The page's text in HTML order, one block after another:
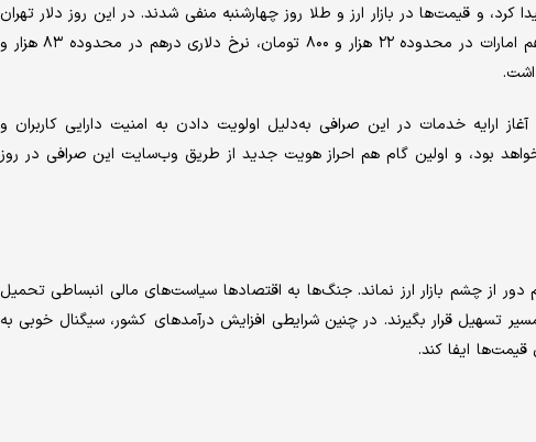
کرد، و قیمت‌ها در بازار ارز و طلا روز چهارشنبه منفی شدند. در این روز دلار تهران
در کانال ۸۲ هزار تومانی معامله شد، ولی با قرارگیری درهم امارات در محدوده ۲۲ هزار و ۸۰۰ تومان، نرخ دلاری درهم در محدوده ۸۳ هزار و
ارایه خدمات در این صرافی به‌دلیل اولویت دادن به امنیت دارایی کاربران و
بود، و اولین گام هم احراز هویت جدید از طریق وب‌سایت این صرافی در روز
از چشم بازار ارز نماند. جنگ‌ها به اقتصادها سیاست‌های مالی انبساطی تحمیل
تسهیل قرار بگیرند.‌ در چنین شرایطی افزایش درآمدهای کشور، سیگنال خوبی به
قیمت‌ها ایفا کند.